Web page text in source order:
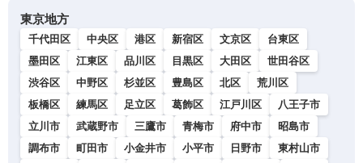
東京地方
千代田区 中央区 港区 新宿区 文京区
台東区
墨田区
江東区 品川区 目黒区 大田区
世田谷区
渋谷区
中野区 杉並区 豊島区 北区
荒川区
板橋区
練馬区 足立区 葛飾区 江戸川区
八王子市
立川市
武蔵野市 三鷹市 青梅市 府中市
昭島市
調布市
町田市 小金井市 小平市 日野市
東村山市